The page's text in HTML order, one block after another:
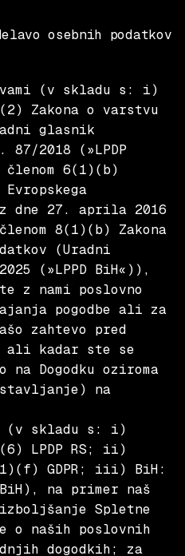
osebnih podatkov
(v skladu s: i)
Zakona o varstvu
glasnik
2018 (»LPDP
6(1)(b)
dne 27. aprila 2016
8(1)(b) Zakona
(Uradni
(»LPPD BiH«)),
z nami poslovno
pogodbe ali za
zahtevo pred
ali kadar ste se
Dogodku oziroma
na
(v skladu s: i)
LPDP RS; ii)
GDPR; iii) BiH:
na primer naš
Spletne
o naših poslovnih
dogodkih; za